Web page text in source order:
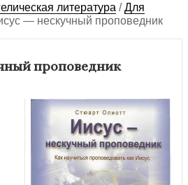
литература /Для
— нескучный проповедник
проповедник